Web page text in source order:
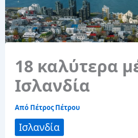
18 καλύτερα
Ισλανδία
Από Πέτρος Πέτρου
Ισλανδία